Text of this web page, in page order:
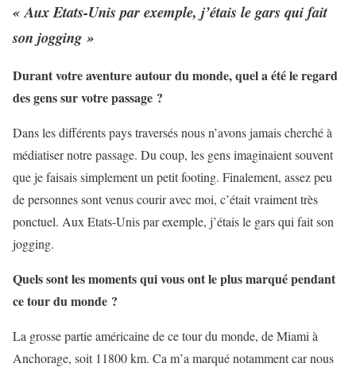
« Aux Etats-Unis par exemple, j’étais le gars qui fait
son jogging »
Durant votre aventure autour du monde, quel a été le regard
des gens sur votre passage ?
Dans les différents pays traversés nous n’avons jamais cherché à
médiatiser notre passage. Du coup, les gens imaginaient souvent
que je faisais simplement un petit footing. Finalement, assez peu
de personnes sont venus courir avec moi, c’était vraiment très
ponctuel. Aux Etats-Unis par exemple, j’étais le gars qui fait son
jogging.
Quels sont les moments qui vous ont le plus marqué pendant
ce tour du monde ?
La grosse partie américaine de ce tour du monde, de Miami à
Anchorage, soit 11800 km. Ca m’a marqué notamment car nous